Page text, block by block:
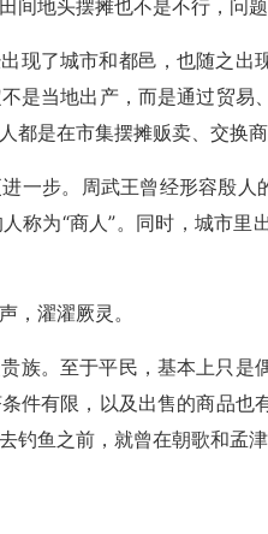
间地头摆摊也不是不行，问
现了城市和都邑，也随之
是当地出产，而是通过贸
都是在市集摆摊贩卖、交换商
一步。周武王曾经形容殷
称为“商人”。同时，城市
，濯濯厥灵。
族。至于平民，基本上只是
件有限，以及出售的商品
钓鱼之前，就曾在朝歌和孟